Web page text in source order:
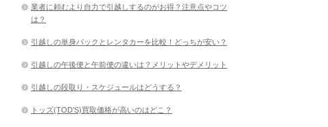
業者に頼むより自力で引越しするのがお得？注意点やコツ
は？
引越しの単身パックとレンタカーを比較！どっちが安い？
引越しの午後便と午前便の違いは？メリットやデメリット
引越しの段取り・スケジュールはどうする？
トッズ(TOD’S)買取価格が高いのはどこ？